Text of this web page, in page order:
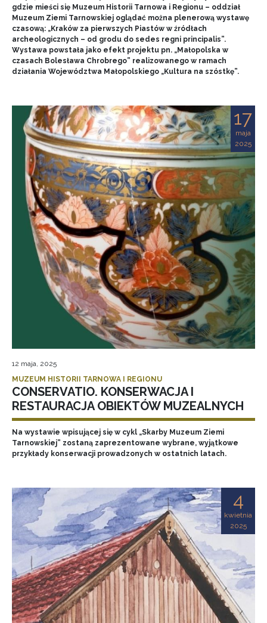
gdzie mieści się Muzeum Historii Tarnowa i Regionu – oddział
Muzeum Ziemi Tarnowskiej oglądać można plenerową wystawę
czasową: „Kraków za pierwszych Piastów w źródłach
archeologicznych – od grodu do sedes regni principalis”.
Wystawa powstała jako efekt projektu pn. „Małopolska w
czasach Bolesława Chrobrego” realizowanego w ramach
działania Województwa Małopolskiego „Kultura na szóstkę”.
17
maja
2025
12 maja, 2025
MUZEUM HISTORII TARNOWA I REGIONU
CONSERVATIO. KONSERWACJA I
RESTAURACJA OBIEKTÓW MUZEALNYCH
Na wystawie wpisującej się w cykl „Skarby Muzeum Ziemi
Tarnowskiej” zostaną zaprezentowane wybrane, wyjątkowe
przykłady konserwacji prowadzonych w ostatnich latach.
4
kwietnia
2025